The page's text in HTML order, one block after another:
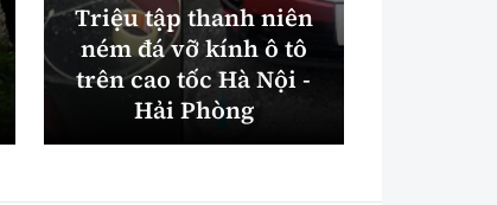
Triệu tập thanh niên
ném đá vỡ kính ô tô
trên cao tốc Hà Nội -
Hải Phòng